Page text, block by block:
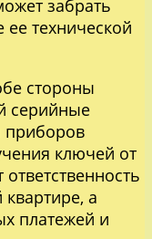
забрать
технической
стороны
серийные
приборов
ключей от
а
платежей и